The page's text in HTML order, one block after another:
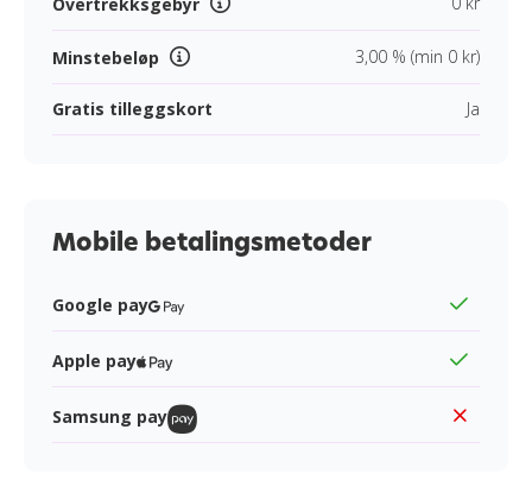
Overtrekksgebyr
Minstebeløp 3,00 % (min 0 kr)
Gratis tilleggskort Ja
Mobile betalingsmetoder
Google pay
Apple pay
Samsung pay